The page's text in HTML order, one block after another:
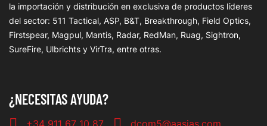
la importación y distribución en exclusiva de productos líderes
del sector: 511 Tactical, ASP, B&T, Breakthrough, Field Optics,
Firstspear, Magpul, Mantis, Radar, RedMan, Ruag, Sightron,
SureFire, Ulbrichts y VirTra, entre otras.
¿NECESITAS AYUDA?
+34 911 67 10 87 dcom5@aasias.com